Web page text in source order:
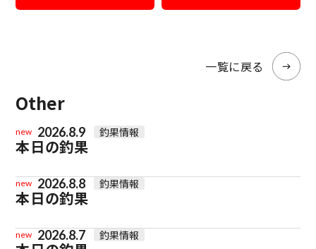
一覧に戻る
Other
new 2026.8.9 釣果情報
本日の釣果
new 2026.8.8 釣果情報
本日の釣果
new 2026.8.7 釣果情報